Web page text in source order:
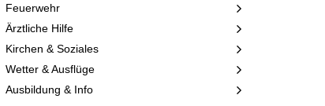
Feuerwehr
Ärztliche Hilfe
Kirchen & Soziales
Wetter & Ausflüge
Ausbildung & Info